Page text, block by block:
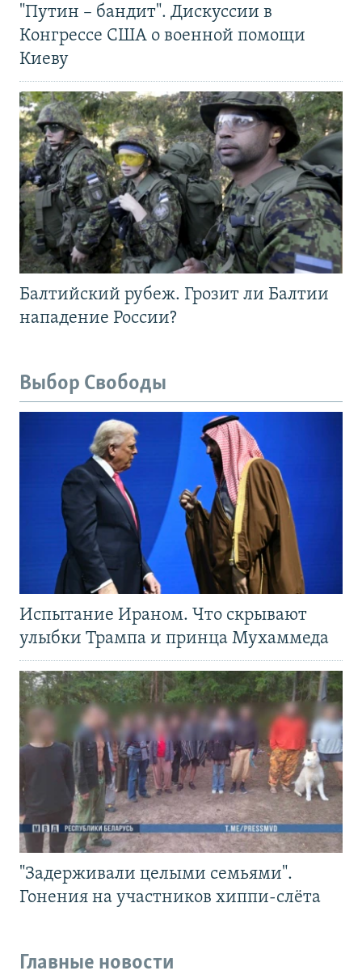
"Путин – бандит". Дискуссии в
Конгрессе США о военной помощи
Киеву
Балтийский рубеж. Грозит ли Балтии
нападение России?
Выбор Свободы
Испытание Ираном. Что скрывают
улыбки Трампа и принца Мухаммеда
"Задерживали целыми семьями".
Гонения на участников хиппи-слёта
Главные новости